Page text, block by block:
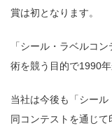
賞は初となります。
「シール・ラベルコ
術を競う目的で1990
当社は今後も「シール
同コンテストを通じ